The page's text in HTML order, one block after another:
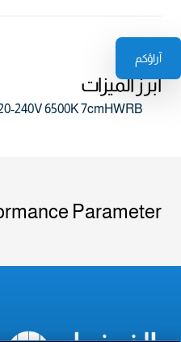
آراؤكم
أبرز الميزات
240V 6500K 7cmHWRB
Parameter